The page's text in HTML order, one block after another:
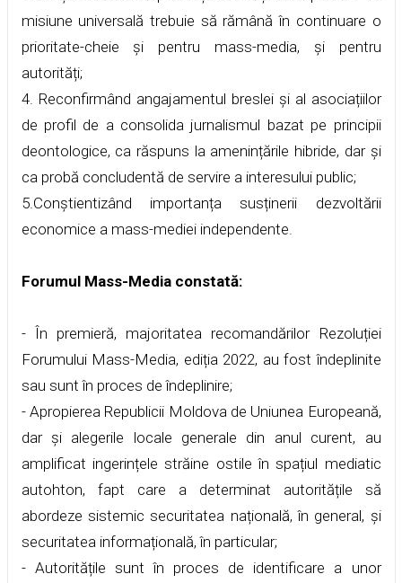
misiune universală trebuie să rămână în continuare o
prioritate-cheie și pentru mass-media, și pentru
autorități;
4. Reconfirmând angajamentul breslei și al asociațiilor
de profil de a consolida jurnalismul bazat pe principii
deontologice, ca răspuns la amenințările hibride, dar și
ca probă concludentă de servire a interesului public;
5.Conștientizând importanța susținerii dezvoltării
economice a mass-mediei independente.
Forumul Mass-Media constată:
- În premieră, majoritatea recomandărilor Rezoluției
Forumului Mass-Media, ediția 2022, au fost îndeplinite
sau sunt în proces de îndeplinire;
- Apropierea Republicii Moldova de Uniunea Europeană,
dar și alegerile locale generale din anul curent, au
amplificat ingerințele străine ostile în spațiul mediatic
autohton, fapt care a determinat autoritățile să
abordeze sistemic securitatea națională, în general, și
securitatea informațională, în particular;
- Autoritățile sunt în proces de identificare a unor